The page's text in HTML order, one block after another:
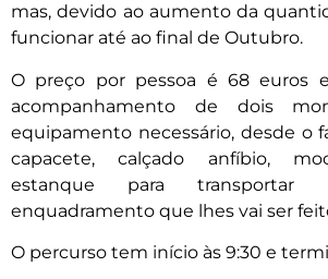
mas, devido ao aumento da
funcionar até ao final de Outubro.
O preço por pessoa é 68 euros
acompanhamento de dois
equipamento necessário, desde o
capacete, calçado anfíbio,
estanque para
enquadramento que lhes vai ser
O percurso tem início às 9:30 e